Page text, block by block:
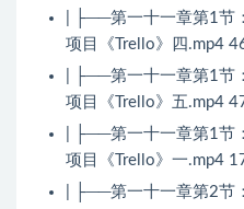
| ├──第一十一章第1节
项目《Trello》四.mp4
| ├──第一十一章第1节
项目《Trello》五.mp4
| ├──第一十一章第1节
项目《Trello》一.mp4
| ├──第一十一章第2节